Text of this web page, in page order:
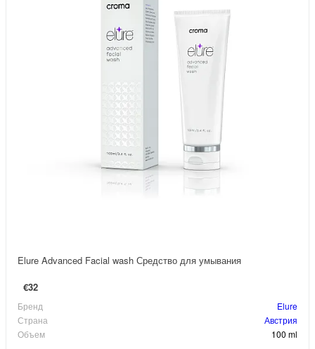
Elure Advanced Facial wash Средство для умывания
€32
Бренд
Elure
Страна
Австрия
Объем
100 ml